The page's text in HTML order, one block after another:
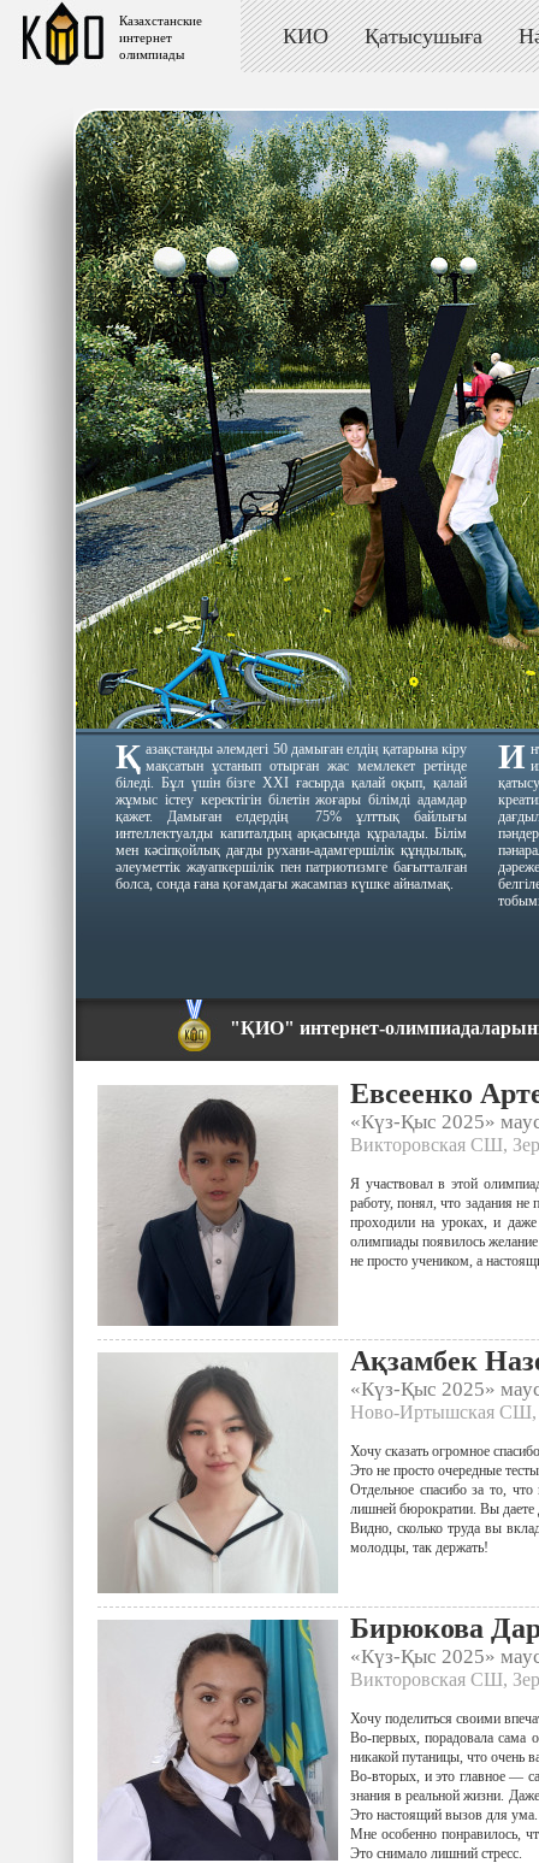
Казахстанские
интернет
олимпиады
КИО Қатысушыға
Қ азақстанды әлемдегі 50 дамыған елдің қатарына кіру
мақсатын ұстанып отырған жас мемлекет ретінде
біледі. Бұл үшін бізге ХХІ ғасырда қалай оқып, қалай
жұмыс істеу керектігін білетін жоғары білімді адамдар
қажет. Дамыған елдердің 75% ұлттық байлығы
интеллектуалды капиталдың арқасында құралады. Білім
мен кәсіпқойлық дағды рухани-адамгершілік құндылық,
әлеуметтік жауапкершілік пен патриотизмге бағытталған
болса, сонда ғана қоғамдағы жасампаз күшке айналмақ.
И
"ҚИО" интернет-
Евсеенко
«Күз-Қыс 2025»
Викторовская СШ,
Я участвовал в этой
работу, понял, что задания
проходили на уроках, и
олимпиады появилось
не просто учеником, а
Ақзамбек
«Күз-Қыс 2025»
Ново-Иртышская СШ,
Хочу сказать огромное
Это не просто очередные
Отдельное спасибо за то,
лишней бюрократии. Вы даете
Видно, сколько труда вы
молодцы, так держать!
Бирюкова
«Күз-Қыс 2025»
Викторовская СШ,
Хочу поделиться своими
Во-первых, порадовала сама
никакой путаницы, что очень
Во-вторых, и это главное —
знания в реальной жизни.
Это настоящий вызов для ума.
Мне особенно понравилось,
Это снимало лишний стресс.